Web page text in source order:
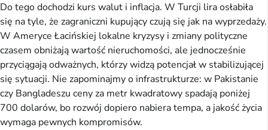
Do tego dochodzi kurs walut i inflacja. W Turcji lira osłabiła
się na tyle, że zagraniczni kupujący czują się jak na wyprzedaży.
W Ameryce Łacińskiej lokalne kryzysy i zmiany polityczne
czasem obniżają wartość nieruchomości, ale jednocześnie
przyciągają odważnych, którzy widzą potencjał w stabilizującej
się sytuacji. Nie zapominajmy o infrastrukturze: w Pakistanie
czy Bangladeszu ceny za metr kwadratowy spadają poniżej
700 dolarów, bo rozwój dopiero nabiera tempa, a jakość życia
wymaga pewnych kompromisów.